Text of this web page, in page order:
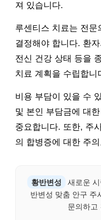
져 있습니다.
루센티스 치료는 전문
결정해야 합니다. 환
전신 건강 상태 등을
치료 계획을 수립합니
비용 부담이 있을 수
및 본인 부담금에 대
중요합니다. 또한, 주
의 합병증에 대한 주
황반변성
새로운
반변성 맞춤 안구 주
문의하고